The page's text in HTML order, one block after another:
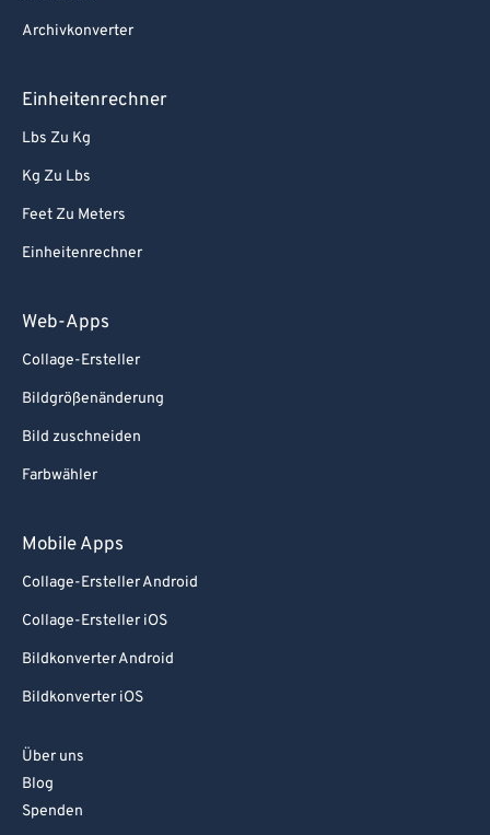
Archivkonverter
Einheitenrechner
Lbs Zu Kg
Kg Zu Lbs
Feet Zu Meters
Einheitenrechner
Web-Apps
Collage-Ersteller
Bildgrößenänderung
Bild zuschneiden
Farbwähler
Mobile Apps
Collage-Ersteller Android
Collage-Ersteller iOS
Bildkonverter Android
Bildkonverter iOS
Über uns
Blog
Spenden